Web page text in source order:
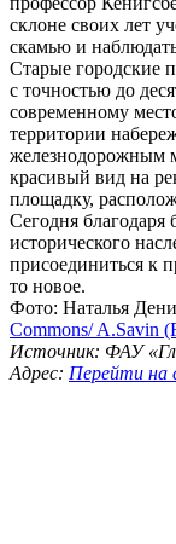
склоне своих лет
скамью и
Старые городские
с точностью до
современному
территории
железнодорожным
красивый вид на
площадку,
Сегодня
исторического
присоединиться к
то новое.
Фото: Наталья
Commons/ A.Savin
Источник: ФАУ
Адрес: Перейти на